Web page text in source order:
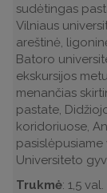
sudėtingas
Vilniaus
areštinė,
Batoro
ekskursijos
menančias
pastate,
koridoriuose,
Universiteto
Trukmė: 1,5 val.